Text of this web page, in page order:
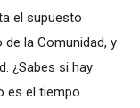
el supuesto
la Comunidad, y
¿Sabes si hay
es el tiempo